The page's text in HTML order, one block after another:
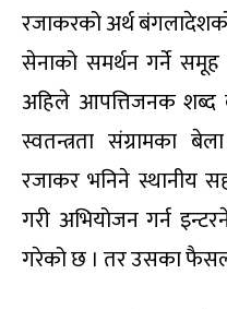
रजाकरको अर्थ बंगलादेशको
सेनाको समर्थन गर्ने
अहिले आपत्तिजनक
स्वतन्त्रता संग्रामका
रजाकर भनिने स्थानीय
गरी अभियोजन गर्न
गरेको छ । तर उसका